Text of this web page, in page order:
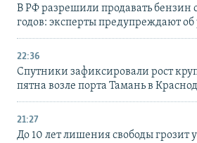
В РФ разрешили продавать бензин
годов: эксперты предупреждают об
22:36
Спутники зафиксировали рост
пятна возле порта Тамань в
21:27
До 10 лет лишения свободы грозит